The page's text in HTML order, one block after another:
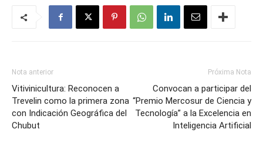
Nota anterior
Vitivinicultura: Reconocen a
Trevelin como la primera zona
con Indicación Geográfica del
Chubut
Próxima Nota
Convocan a participar del
“Premio Mercosur de Ciencia y
Tecnología” a la Excelencia en
Inteligencia Artificial